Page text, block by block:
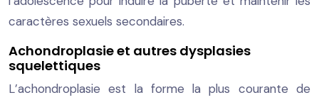
caractères sexuels secondaires.
Achondroplasie et autres dysplasies
squelettiques
L’achondroplasie est la forme la plus courante de